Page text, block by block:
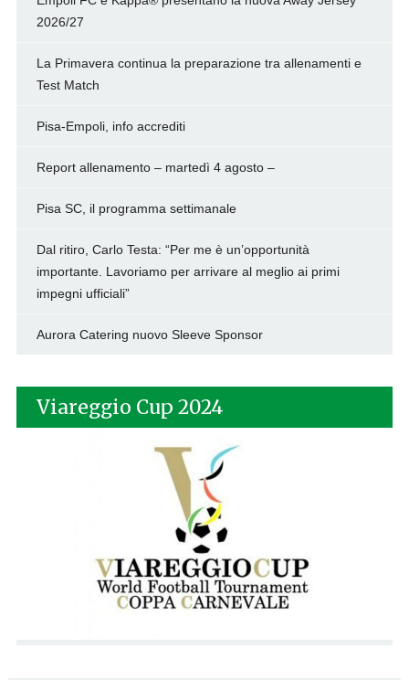
2026/27
La Primavera continua la preparazione tra allenamenti e
Test Match
Pisa-Empoli, info accrediti
Report allenamento – martedì 4 agosto –
Pisa SC, il programma settimanale
Dal ritiro, Carlo Testa: “Per me è un’opportunità
importante. Lavoriamo per arrivare al meglio ai primi
impegni ufficiali”
Aurora Catering nuovo Sleeve Sponsor
Viareggio Cup 2024